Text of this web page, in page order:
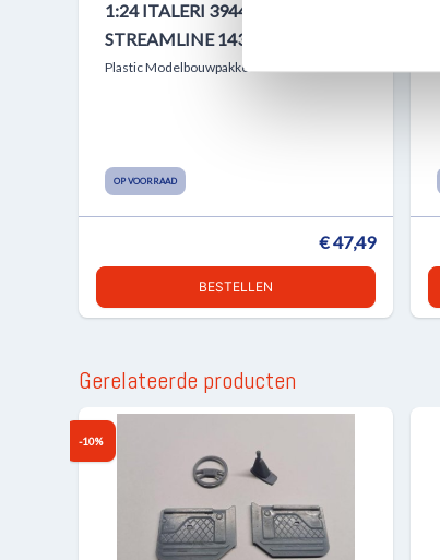
media, adverteren
1:24 ITALERI 3944 SCANIA
STREAMLINE 143H 6X2
Plastic Modelbouwpakket
OP VOORRAAD
€ 47,49
BESTELLEN
Gerelateerde producten
-10%